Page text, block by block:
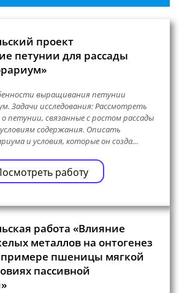
проект
петунии для рассады
выращивания петунии
Задачи исследования: Рассмотреть
о петунии, связанные с ростом рассады
содержания. Описать
и условия, которые он созда…
работу
работа «Влияние
металлов на онтогенез
примере пшеницы мягкой
пассивной